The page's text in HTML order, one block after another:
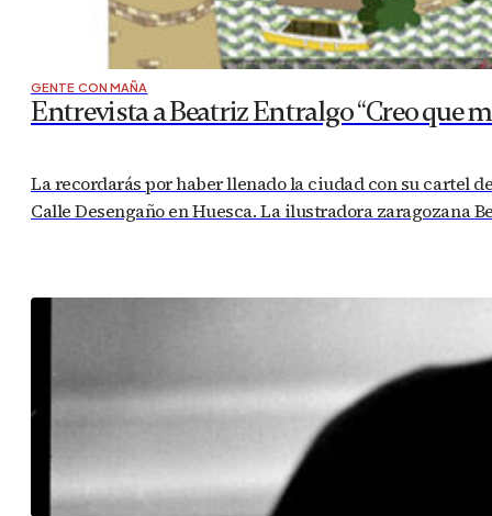
GENTE CON MAÑA
Entrevista a Beatriz Entralgo “Creo que
La recordarás por haber llenado la ciudad con su cartel
Calle Desengaño en Huesca. La ilustradora zaragozana